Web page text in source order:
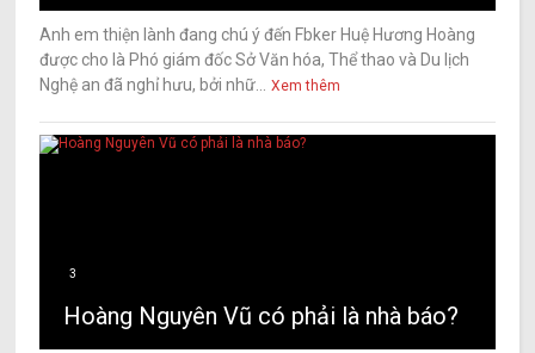
Anh em thiện lành đang chú ý đến Fbker Huệ Hương Hoàng
được cho là Phó giám đốc Sở Văn hóa, Thể thao và Du lịch
Nghệ an đã nghỉ hưu, bởi nhữ... Xem thêm
3
Hoàng Nguyên Vũ có phải là nhà báo?